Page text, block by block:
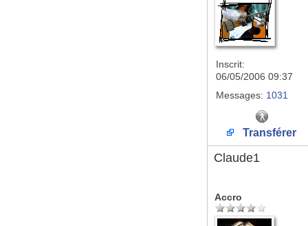
Inscrit:
06/05/2006 09:37
Messages: 1031
Transférer
Claude1
Accro